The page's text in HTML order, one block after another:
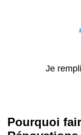
Je
Pourquoi